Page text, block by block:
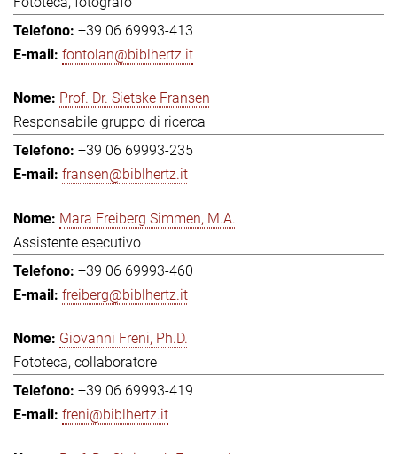
+39 06 69993-413
fontolan@biblhertz.it
Prof. Dr. Sietske Fransen
Responsabile gruppo di ricerca
+39 06 69993-235
fransen@biblhertz.it
Mara Freiberg Simmen, M.A.
Assistente esecutivo
+39 06 69993-460
freiberg@biblhertz.it
Giovanni Freni, Ph.D.
Fototeca, collaboratore
+39 06 69993-419
freni@biblhertz.it